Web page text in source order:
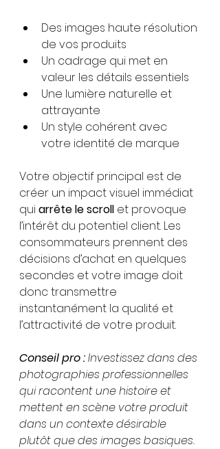
Des images haute résolution
de vos produits
Un cadrage qui met en
valeur les détails essentiels
Une lumière naturelle et
attrayante
Un style cohérent avec
votre identité de marque
Votre objectif principal est de
créer un impact visuel immédiat
qui arrête le scroll et provoque
l’intérêt du potentiel client. Les
consommateurs prennent des
décisions d’achat en quelques
secondes et votre image doit
donc transmettre
instantanément la qualité et
l’attractivité de votre produit.
Conseil pro :Investissez dans des
photographies professionnelles
qui racontent une histoire et
mettent en scène votre produit
dans un contexte désirable
plutôt que des images basiques.